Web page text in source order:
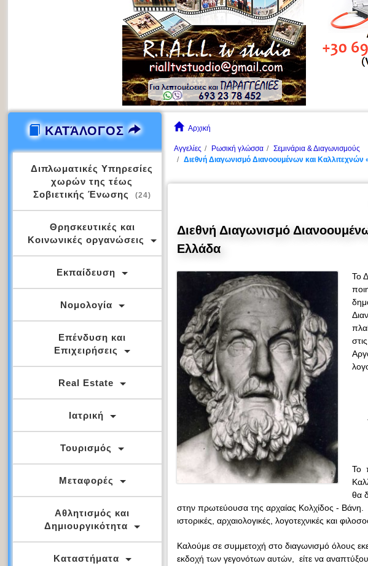
Αρχική
Αγγελίες Ρωσική γλώσσα
Σεμινάρια & Διαγωνισμούς
Διεθνή Διαγωνισμό Διανοουμένων και
Διεθνή Διαγωνισμό
Ελλάδα
Το
Το
θα
στην πρωτεύουσα της αρχαίας Κολχίδος - Βάνη.
ιστορικές, αρχαιολογικές, λογοτεχνικές και
Καλούμε σε συμμετοχή στο διαγωνισμό όλους
εκδοχή των γεγονότων αυτών,
είτε να
ΚΑΤΆΛΟΓΟΣ
Διπλωματικές Υπηρεσίες
χωρών της τέως
Σοβιετικής Ένωσης
(24)
Θρησκευτικές και
Κοινωνικές οργανώσεις
Εκπαίδευση
Νομολογία
Επένδυση και
Επιχειρήσεις
Real Estate
Ιατρική
Τουρισμός
Μεταφορές
Αθλητισμός και
Δημιουργικότητα
Καταστήματα